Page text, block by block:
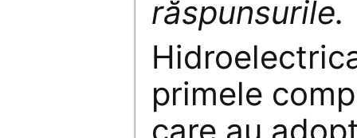
răspunsurile.
primele